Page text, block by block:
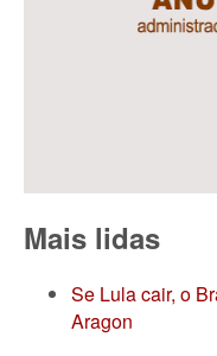
Mais lidas
Se Lula cair, o
Aragon